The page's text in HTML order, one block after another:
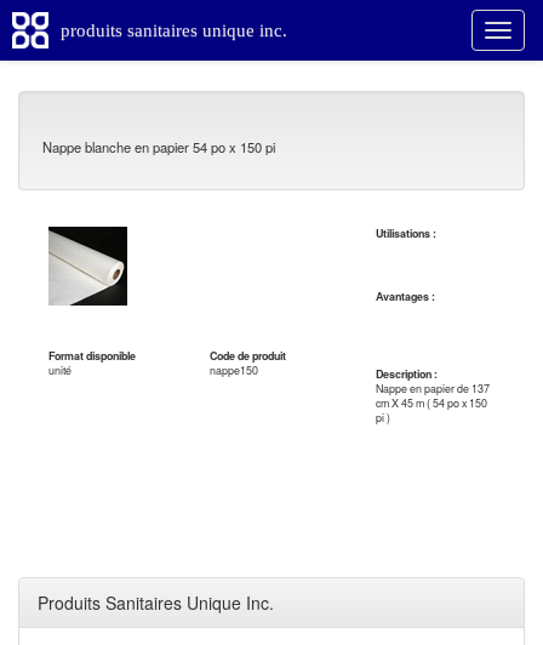
produits sanitaires unique inc.
Nappe blanche en papier 54 po x 150 pi
Format disponible
Code de produit
unité
nappe150
Utilisations :
Avantages :
Description :
Nappe en papier de 137
cm X 45 m ( 54 po x 150
pi )
Produits Sanitaires Unique Inc.